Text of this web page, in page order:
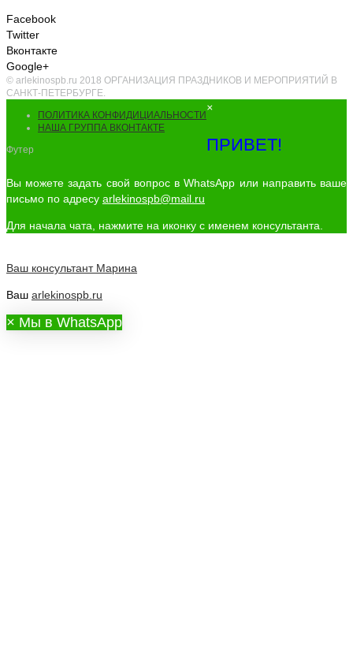
Facebook
Twitter
Вконтакте
Google+
© arlekinospb.ru 2018 ОРГАНИЗАЦИЯ ПРАЗДНИКОВ И МЕРОПРИЯТИЙ В
САНКТ-ПЕТЕРБУРГЕ.
ПОЛИТИКА КОНФИДИЦИАЛЬНОСТИ
НАША ГРУППА ВКОНТАКТЕ
Футер
×
ПРИВЕТ!
Вы можете задать свой вопрос в WhatsApp или направить ваше
письмо по адресу arlekinospb@mail.ru
Для начала чата, нажмите на иконку с именем консультанта.
Ваш консультант Марина
Ваш arlekinospb.ru
× Мы в WhatsApp